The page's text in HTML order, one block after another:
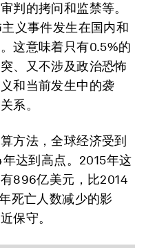
判的拷问和监禁等。
义事件发生在国内和
这意味着只有0.5%的
、又不涉及政治恐怖
和当前发生中的袭
系。
方法，全球经济受到
达到高点。2015年这
896亿美元，比2014
死亡人数减少的影
保守。